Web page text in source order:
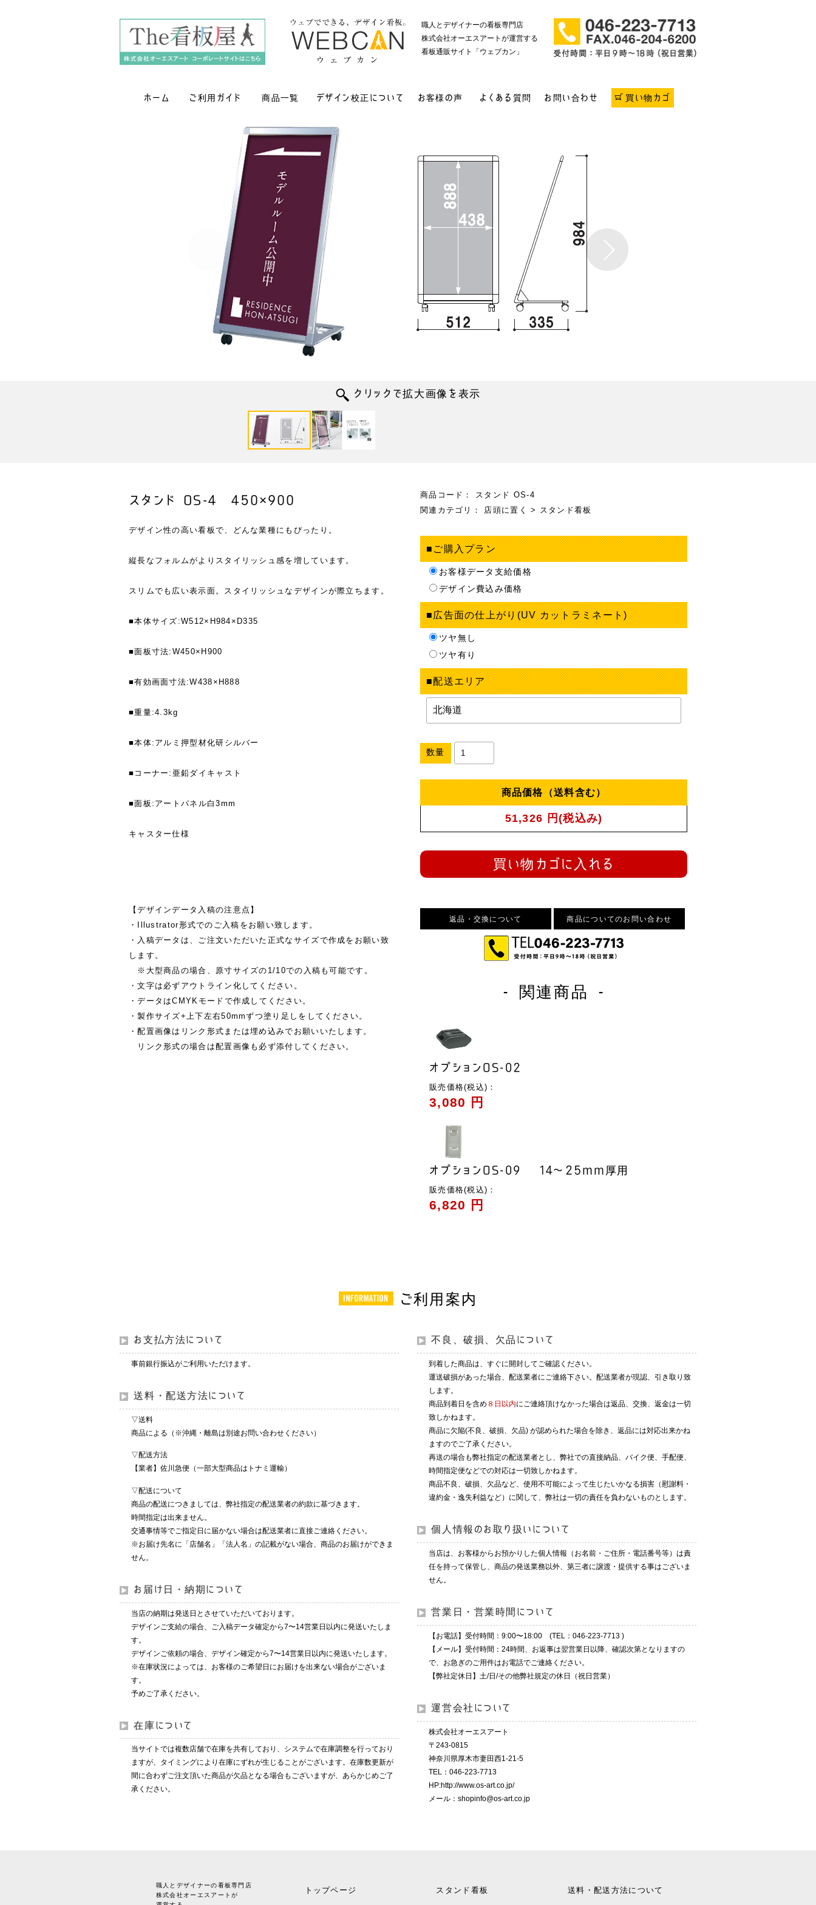
職人とデザイナーの看板専門店
株式会社オーエスアートが運営する
看板通販サイト「ウェブカン」
ホーム ご利用ガイド 商品一覧 デザイン校正について お客様の声 よくある質問 お問い合わせ
スタンド OS-4 450×900
デザイン性の高い看板で、どんな業種にもぴったり。
縦長なフォルムがよりスタイリッシュ感を増しています。
スリムでも広い表示面。スタイリッシュなデザインが際立ちます。
■本体サイズ:W512×H984×D335
■面板寸法:W450×H900
■有効画面寸法:W438×H888
■重量:4.3kg
■本体:アルミ押型材化研シルバー
■コーナー:亜鉛ダイキャスト
■面板:アートパネル白3mm
キャスター仕様
【デザインデータ入稿の注意点】
・Illustrator形式でのご入稿をお願い致します。
・入稿データは、ご注文いただいた正式なサイズで作成をお願い致
します。
※大型商品の場合、原寸サイズの1/10での入稿も可能です。
・文字は必ずアウトライン化してください。
・データはCMYKモードで作成してください。
・製作サイズ+上下左右50mmずつ塗り足しをしてください。
・配置画像はリンク形式または埋め込みでお願いいたします。
リンク形式の場合は配置画像も必ず添付してください。
商品コード：
スタンド OS-4
関連カテゴリ：
店頭に置く > スタンド看板
■ご購入プラン
お客様データ支給価格
デザイン費込み価格
■広告面の仕上がり(UV カットラミネート)
ツヤ無し
ツヤ有り
■配送エリア
数量
商品価格（送料含む）
51,326 円(税込み)
買い物カゴに入れる
返品・交換について 商品についてのお問い合わせ
- 関連商品 -
オプションOS-02
販売価格(税込)：
3,080 円
オプションOS-09 14〜25mm厚用
販売価格(税込)：
6,820 円
ご利用案内
お支払方法について
事前銀行振込がご利用いただけます。
送料・配送方法について
▽送料
商品による（※沖縄・離島は別途お問い合わせください）
▽配送方法
【業者】佐川急便（一部大型商品はトナミ運輸）
▽配送について
商品の配送につきましては、弊社指定の配送業者の約款に基づきます。
時間指定は出来ません。
交通事情等でご指定日に届かない場合は配送業者に直接ご連絡ください。
※お届け先名に「店舗名」「法人名」の記載がない場合、商品のお届けができま
せん。
お届け日・納期について
当店の納期は発送日とさせていただいております。
デザインご支給の場合、ご入稿データ確定から7〜14営業日以内に発送いたしま
す。
デザインご依頼の場合、デザイン確定から7〜14営業日以内に発送いたします。
※在庫状況によっては、お客様のご希望日にお届けを出来ない場合がございま
す。
予めご了承ください。
在庫について
当サイトでは複数店舗で在庫を共有しており、システムで在庫調整を行っており
ますが、タイミングにより在庫にずれが生じることがございます。在庫数更新が
間に合わずご注文頂いた商品が欠品となる場合もございますが、あらかじめご了
承ください。
不良、破損、欠品について
到着した商品は、すぐに開封してご確認ください。
運送破損があった場合、配送業者にご連絡下さい。配送業者が現認、引き取り致
します。
商品到着日を含め ８日以内にご連絡頂けなかった場合は返品、交換、返金は一切
致しかねます。
商品に欠陥(不良、破損、欠品) が認められた場合を除き、返品には対応出来かね
ますのでご了承ください。
再送の場合も弊社指定の配送業者とし、弊社での直接納品、バイク便、手配便、
時間指定便などでの対応は一切致しかねます。
商品不良、破損、欠品など、使用不可能によって生じたいかなる損害（慰謝料・
違約金・逸失利益など）に関して、弊社は一切の責任を負わないものとします。
個人情報のお取り扱いについて
当店は、お客様からお預かりした個人情報（お名前・ご住所・電話番号等）は責
任を持って保管し、商品の発送業務以外、第三者に譲渡・提供する事はございま
せん。
営業日・営業時間について
【お電話】受付時間：9:00〜18:00 (TEL：046-223-7713 )
【メール】受付時間：24時間、お返事は翌営業日以降、確認次第となりますの
で、お急ぎのご用件はお電話でご連絡ください。
【弊社定休日】土/日/その他弊社規定の休日（祝日営業）
運営会社について
株式会社オーエスアート
〒243-0815
神奈川県厚木市妻田西1-21-5
TEL：046-223-7713
HP:http://www.os-art.co.jp/
メール：shopinfo@os-art.co.jp
トップページ スタンド看板 送料・配送方法について
職人とデザイナーの看板専門店
株式会社オーエスアートが